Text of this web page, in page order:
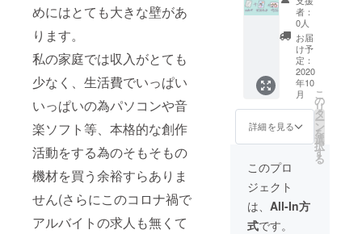
めにはとても大きな壁があ
ります。
私の家庭では収入がとても
少なく、生活費でいっぱい
いっぱいの為パソコンや音
楽ソフト等、本格的な創作
活動をする為のそもそもの
機材を買う余裕すらありま
せん(さらにこのコロナ禍で
アルバイトの求人も無くて
描いた
感謝イ
ラスト
と自作
のポス
トカー
ド、お
手紙を
送らせ
て頂き
ます。
者：
0人
お届
け予
定：
2020
年10
月
詳細を見る
こ
の
リ
タ
ー
ン
を
選
択
す
る
このプロ
ジェクト
は、 All-In方
式です。